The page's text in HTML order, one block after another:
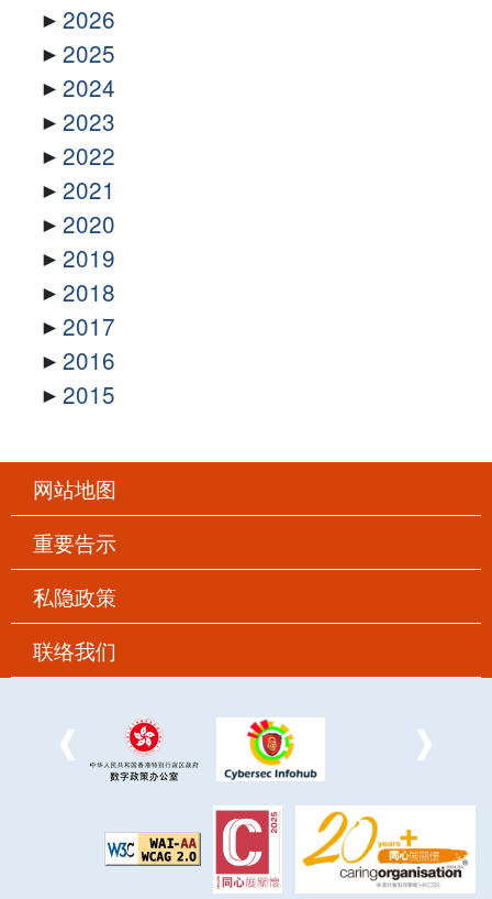
2026
2025
2024
2023
2022
2021
2020
2019
2018
2017
2016
2015
网站地图
重要告示
私隐政策
联络我们